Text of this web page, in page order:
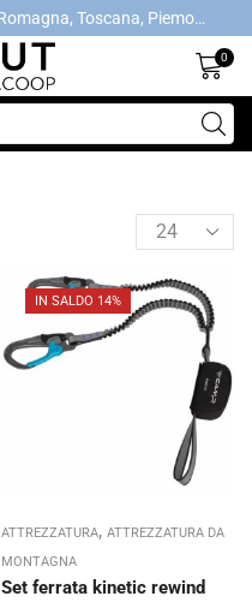
A servizio degli scout di Emilia Romagna, Toscana, Piemonte, Valle d'Aosta- Gratis la spedizione con ordini > €40
0
IN SALDO 14%
ATTREZZATURA, ATTREZZATURA DA
MONTAGNA
Set ferrata kinetic rewind